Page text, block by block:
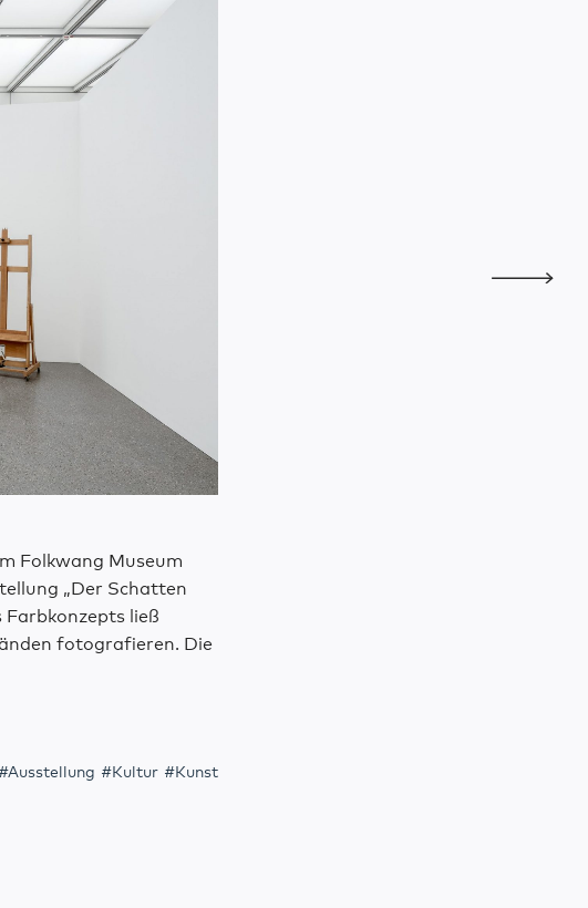
Folkwang Museum
„Der Schatten
Farbkonzepts ließ
fotografieren. Die
Ausstellung Kultur Kunst